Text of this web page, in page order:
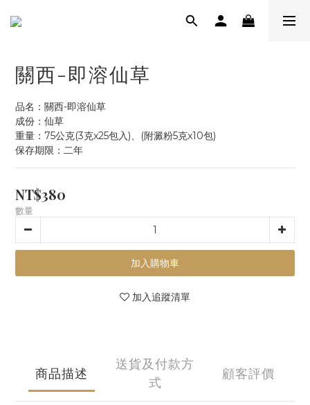
關西-即溶仙草
品名：關西-即溶仙草
成份：仙草
重量：75公克(3克x25包入)、(附澱粉5克x10包)
保存期限：二年
NT$380
數量
加入購物車
加入追蹤清單
商品描述
送貨及付款方
式
顧客評價